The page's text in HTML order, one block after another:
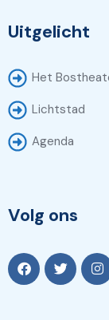
Uitgelicht
Het
Lichtstad
Agenda
Volg ons